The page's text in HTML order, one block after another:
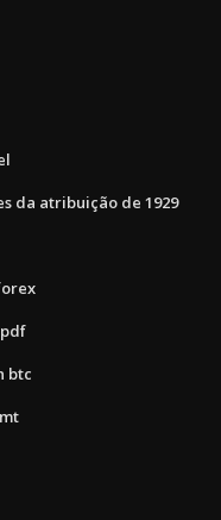
da atribuição de 1929
btc